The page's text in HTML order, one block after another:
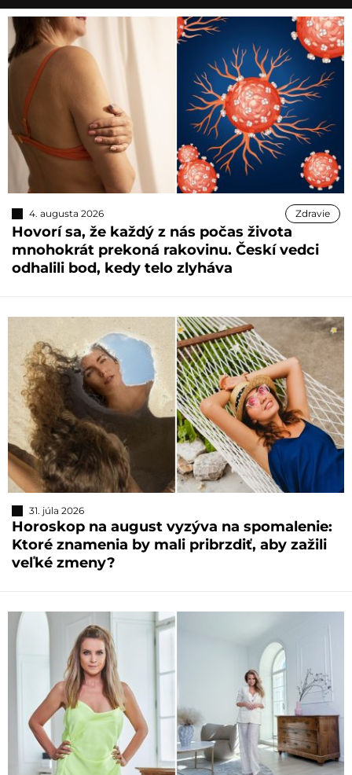
4. augusta 2026 Zdravie
Hovorí sa, že každý z nás počas života
mnohokrát prekoná rakovinu. Českí vedci
odhalili bod, kedy telo zlyháva
31. júla 2026
Horoskop na august vyzýva na spomalenie:
Ktoré znamenia by mali pribrzdiť, aby zažili
veľké zmeny?